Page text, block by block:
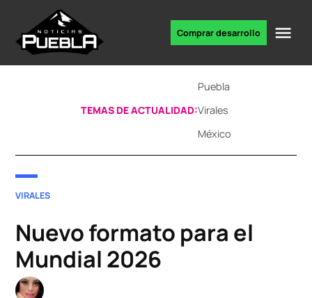
content
Comprar desarrollo
TEMAS DE ACTUALIDAD:
Puebla
Virales
México
POSTED
VIRALES
Nuevo formato para el
Mundial 2026